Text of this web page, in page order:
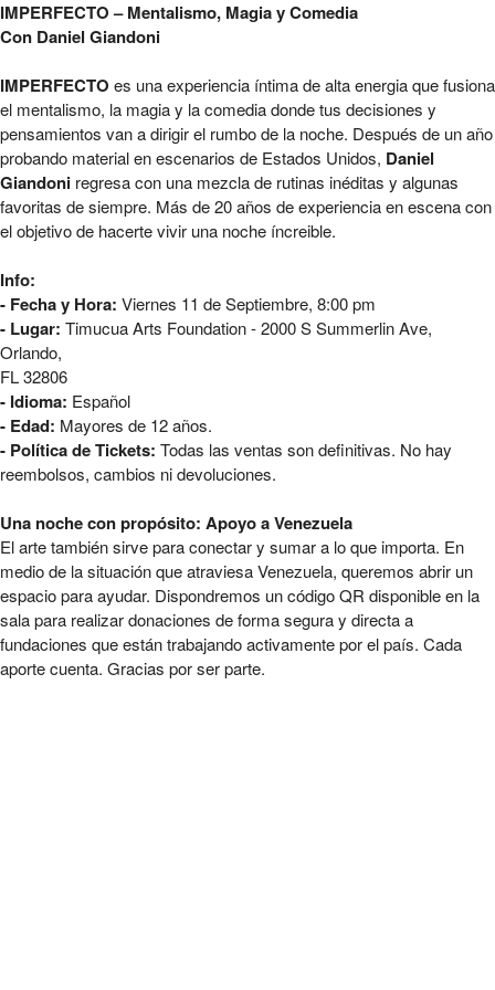
IMPERFECTO - Mentalismo, Magia y
IMPERFECTO – Mentalismo, Magia y Comedia
Con Daniel Giandoni
IMPERFECTO es una experiencia íntima de alta energia que fusiona
el mentalismo, la magia y la comedia donde tus decisiones y
pensamientos van a dirigir el rumbo de la noche. Después de un año
probando material en escenarios de Estados Unidos, Daniel
Giandoni regresa con una mezcla de rutinas inéditas y algunas
favoritas de siempre. Más de 20 años de experiencia en escena con
el objetivo de hacerte vivir una noche íncreible.
Info:
- Fecha y Hora: Viernes 11 de Septiembre, 8:00 pm
- Lugar: Timucua Arts Foundation - 2000 S Summerlin Ave,
Orlando,
FL 32806
- Idioma: Español
- Edad: Mayores de 12 años.
- Política de Tickets: Todas las ventas son definitivas. No hay
reembolsos, cambios ni devoluciones.
Una noche con propósito: Apoyo a Venezuela
El arte también sirve para conectar y sumar a lo que importa. En
medio de la situación que atraviesa Venezuela, queremos abrir un
espacio para ayudar. Dispondremos un código QR disponible en la
sala para realizar donaciones de forma segura y directa a
fundaciones que están trabajando activamente por el país. Cada
aporte cuenta. Gracias por ser parte.